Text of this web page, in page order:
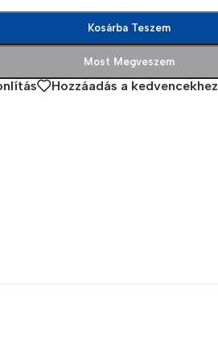
Kosárba Teszem
Most Megveszem
Hozzáadás a kedvencekhez